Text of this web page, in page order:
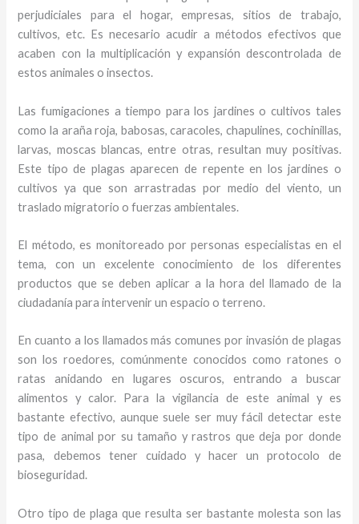
perjudiciales para el hogar, empresas, sitios de trabajo,
cultivos, etc. Es necesario acudir a métodos efectivos que
acaben con la multiplicación y expansión descontrolada de
estos animales o insectos.
Las fumigaciones a tiempo para los jardines o cultivos tales
como la araña roja, babosas, caracoles, chapulines, cochinillas,
larvas, moscas blancas, entre otras, resultan muy positivas.
Este tipo de plagas aparecen de repente en los jardines o
cultivos ya que son arrastradas por medio del viento, un
traslado migratorio o fuerzas ambientales.
El método, es monitoreado por personas especialistas en el
tema, con un excelente conocimiento de los diferentes
productos que se deben aplicar a la hora del llamado de la
ciudadanía para intervenir un espacio o terreno.
En cuanto a los llamados más comunes por invasión de plagas
son los roedores, comúnmente conocidos como ratones o
ratas anidando en lugares oscuros, entrando a buscar
alimentos y calor. Para la vigilancia de este animal y es
bastante efectivo, aunque suele ser muy fácil detectar este
tipo de animal por su tamaño y rastros que deja por donde
pasa, debemos tener cuidado y hacer un protocolo de
bioseguridad.
Otro tipo de plaga que resulta ser bastante molesta son las